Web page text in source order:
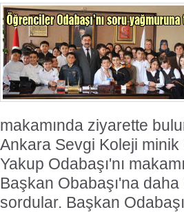
makamında ziyarette
Ankara Sevgi Koleji minik
Yakup Odabaşı'nı
Başkan Obabaşı'na daha
sordular. Başkan